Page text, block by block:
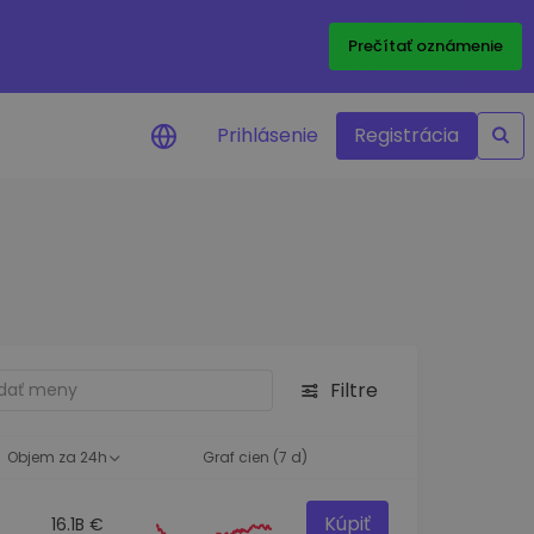
Prečítať oznámenie
príležitosti
pre optimálny
Prihlásenie Registrácia
Filtre
Objem za 24h Graf cien (7 d)
16.1B € Kúpiť